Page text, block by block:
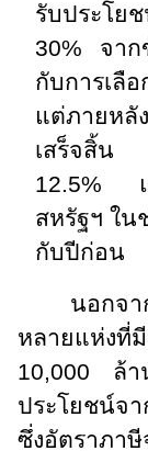
รับประโย
30% จาก
กับการเลื
แต่ภายหลั
เสร็จสิ้น
12.5% แ
สหรัฐฯ ใน
กับปีก่อน
นอกจ
หลายแห่งที่
10,000 ล้า
ประโยชน์จ
ซึ่งอัตราภา